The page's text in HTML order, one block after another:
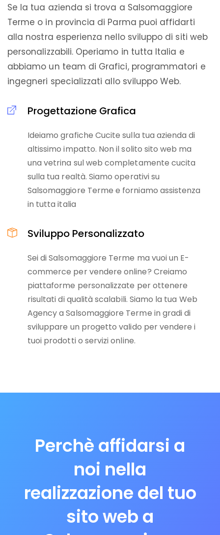
Se la tua azienda si trova a Salsomaggiore
Terme o in provincia di Parma puoi affidarti
alla nostra esperienza nello sviluppo di siti web
personalizzabili. Operiamo in tutta Italia e
abbiamo un team di Grafici, programmatori e
ingegneri specializzati allo sviluppo Web.
Progettazione Grafica
Ideiamo grafiche Cucite sulla tua azienda di
altissimo impatto. Non il solito sito web ma
una vetrina sul web completamente cucita
sulla tua realtà. Siamo operativi su
Salsomaggiore Terme e forniamo assistenza
in tutta italia
Sviluppo Personalizzato
Sei di Salsomaggiore Terme ma vuoi un E-
commerce per vendere online? Creiamo
piattaforme personalizzate per ottenere
risultati di qualità scalabili. Siamo la tua Web
Agency a Salsomaggiore Terme in gradi di
sviluppare un progetto valido per vendere i
tuoi prodotti o servizi online.
Perchè affidarsi a
noi nella
realizzazione del tuo
sito web a